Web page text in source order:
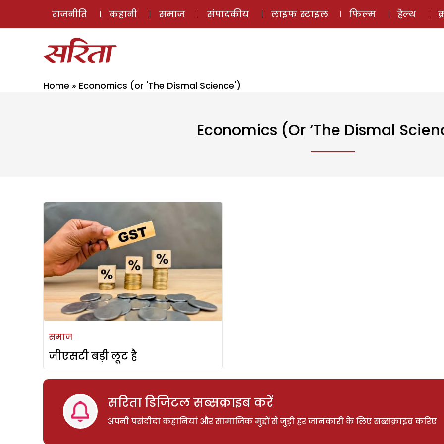
ई-मैगज़ीन
राजनीति कहानी समाज संपादकीय लाइफ स्टाइल फिल्म हेल्थ
Home » Economics (or 'The Dismal Science')
Economics (or ‘The Dismal
समाज
जीएसटी बड़ी लूट है
सरिता डिजिटल सब्सक्राइब करें
अपनी पसंदीदा कहानियां और सामाजिक मुद्दों से जुड़ी हर जानकारी के लिए सब्सक्राइब करिए